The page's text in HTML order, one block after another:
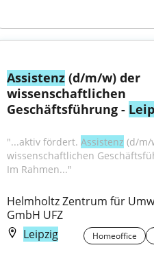
Assistenz (d/m/w) der
wissenschaftlichen
Geschäftsführung -
"...aktiv fördert. Assistenz (d/m/
wissenschaftlichen
Im Rahmen..."
Helmholtz Zentrum für
GmbH UFZ
Leipzig
Homeoffice